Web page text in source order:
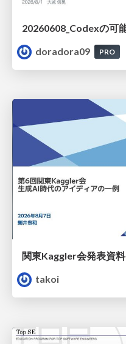
doradora09
PRO
関東Kaggler会発表資料
takoi